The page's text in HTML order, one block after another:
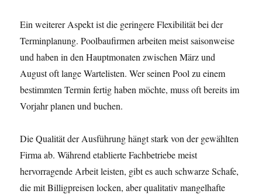
Ein weiterer Aspekt ist die geringere Flexibilität bei der
Terminplanung. Poolbaufirmen arbeiten meist saisonweise
und haben in den Hauptmonaten zwischen März und
August oft lange Wartelisten. Wer seinen Pool zu einem
bestimmten Termin fertig haben möchte, muss oft bereits im
Vorjahr planen und buchen.
Die Qualität der Ausführung hängt stark von der gewählten
Firma ab. Während etablierte Fachbetriebe meist
hervorragende Arbeit leisten, gibt es auch schwarze Schafe,
die mit Billigpreisen locken, aber qualitativ mangelhafte